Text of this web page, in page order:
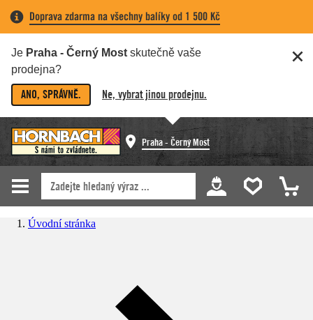
Doprava zdarma na všechny balíky od 1 500 Kč
Je Praha - Černý Most skutečně vaše
prodejna?
ANO, SPRÁVNĚ. Ne, vybrat jinou prodejnu.
Praha - Černý Most
Úvodní stránka